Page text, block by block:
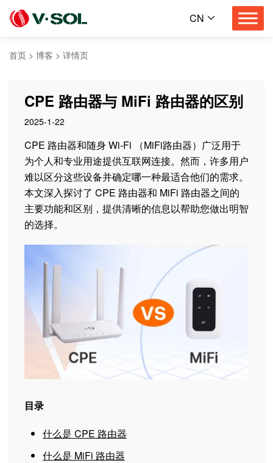
CN
首页 > 博客 > 详情页
CPE 路由器与 MiFi 路由器的区别
2025-1-22
CPE 路由器和随身 Wi-Fi （MiFi路由器）广泛用于
为个人和专业用途提供互联网连接。然而，许多用户
难以区分这些设备并确定哪一种最适合他们的需求。
本文深入探讨了 CPE 路由器和 MiFi 路由器之间的
主要功能和区别，提供清晰的信息以帮助您做出明智
的选择。
目录
什么是 CPE 路由器
什么是 MiFi 路由器